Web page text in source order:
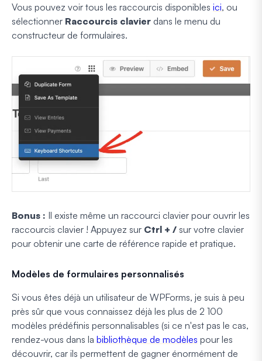
Vous pouvez voir tous les raccourcis disponibles ici, ou
sélectionner Raccourcis clavier dans le menu du
constructeur de formulaires.
Bonus : Il existe même un raccourci clavier pour ouvrir les
raccourcis clavier ! Appuyez sur Ctrl + / sur votre clavier
pour obtenir une carte de référence rapide et pratique.
Modèles de formulaires personnalisés
Si vous êtes déjà un utilisateur de WPForms, je suis à peu
près sûr que vous connaissez déjà les plus de 2 100
modèles prédéfinis personnalisables (si ce n'est pas le cas,
rendez-vous dans la bibliothèque de modèles pour les
découvrir, car ils permettent de gagner énormément de